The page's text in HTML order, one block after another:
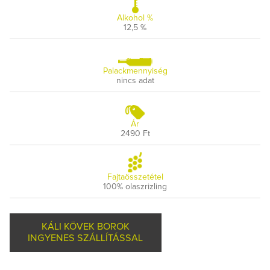
Alkohol %
12,5 %
Palackmennyiség
nincs adat
Ár
2490 Ft
Fajtaösszetétel
100% olaszrizling
KÁLI KÖVEK BOROK
INGYENES SZÁLLÍTÁSSAL